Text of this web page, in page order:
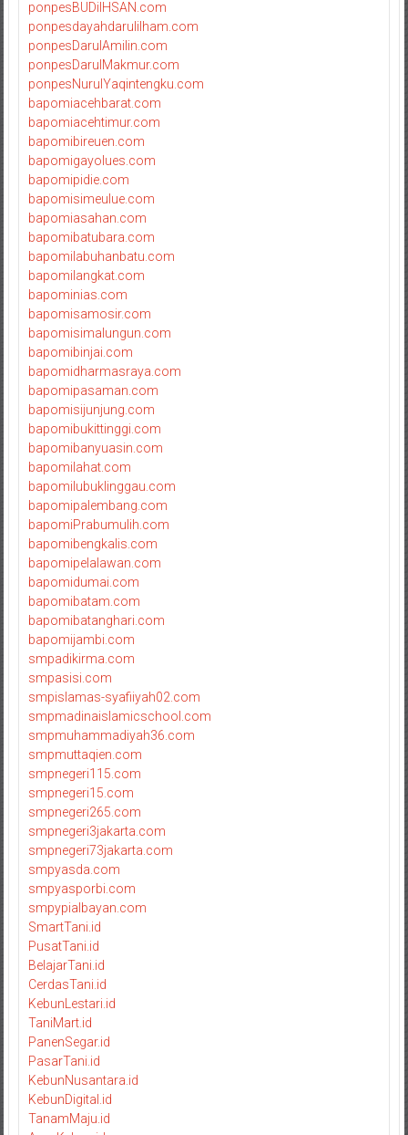
ponpesBUDiIHSAN.com
ponpesdayahdarulilham.com
ponpesDarulAmilin.com
ponpesDarulMakmur.com
ponpesNurulYaqintengku.com
bapomiacehbarat.com
bapomiacehtimur.com
bapomibireuen.com
bapomigayolues.com
bapomipidie.com
bapomisimeulue.com
bapomiasahan.com
bapomibatubara.com
bapomilabuhanbatu.com
bapomilangkat.com
bapominias.com
bapomisamosir.com
bapomisimalungun.com
bapomibinjai.com
bapomidharmasraya.com
bapomipasaman.com
bapomisijunjung.com
bapomibukittinggi.com
bapomibanyuasin.com
bapomilahat.com
bapomilubuklinggau.com
bapomipalembang.com
bapomiPrabumulih.com
bapomibengkalis.com
bapomipelalawan.com
bapomidumai.com
bapomibatam.com
bapomibatanghari.com
bapomijambi.com
smpadikirma.com
smpasisi.com
smpislamas-syafiiyah02.com
smpmadinaislamicschool.com
smpmuhammadiyah36.com
smpmuttaqien.com
smpnegeri115.com
smpnegeri15.com
smpnegeri265.com
smpnegeri3jakarta.com
smpnegeri73jakarta.com
smpyasda.com
smpyasporbi.com
smpypialbayan.com
SmartTani.id
PusatTani.id
BelajarTani.id
CerdasTani.id
KebunLestari.id
TaniMart.id
PanenSegar.id
PasarTani.id
KebunNusantara.id
KebunDigital.id
TanamMaju.id